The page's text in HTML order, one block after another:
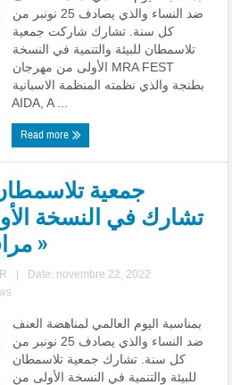
ضد النساء والذي يصادف 25 نونبر من
كل سنة. تشارك شاركت جمعية
تلاسمطان للبيئة والتنمية في النسخة
الأولى من مهرجان MRA FEST
بطنجة والذي نظمته المنظمة الاسبانية
AIDA, A ...
Read more
جمعية تلاسمطان
تشارك في النسخة
«
Date: novembre 22, 2022
بمناسبة اليوم العالمي لمناهضة العنف
ضد النساء والذي يصادف 25 نونبر من
كل سنة. تشارك جمعية تلاسمطان
للبيئة والتنمية في النسخة الأولى من